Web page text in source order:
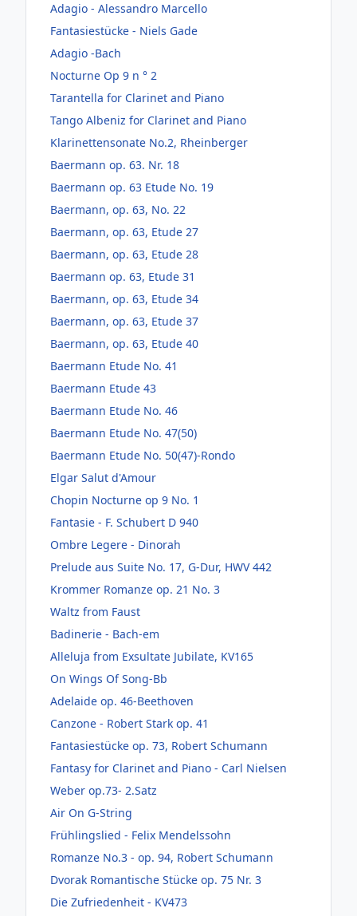
Adagio - Alessandro Marcello
Fantasiestücke - Niels Gade
Adagio -Bach
Nocturne Op 9 n ° 2
Tarantella for Clarinet and Piano
Tango Albeniz for Clarinet and Piano
Klarinettensonate No.2, Rheinberger
Baermann op. 63. Nr. 18
Baermann op. 63 Etude No. 19
Baermann, op. 63, No. 22
Baermann, op. 63, Etude 27
Baermann, op. 63, Etude 28
Baermann op. 63, Etude 31
Baermann, op. 63, Etude 34
Baermann, op. 63, Etude 37
Baermann, op. 63, Etude 40
Baermann Etude No. 41
Baermann Etude 43
Baermann Etude No. 46
Baermann Etude No. 47(50)
Baermann Etude No. 50(47)-Rondo
Elgar Salut d'Amour
Chopin Nocturne op 9 No. 1
Fantasie - F. Schubert D 940
Ombre Legere - Dinorah
Prelude aus Suite No. 17, G-Dur, HWV 442
Krommer Romanze op. 21 No. 3
Waltz from Faust
Badinerie - Bach-em
Alleluja from Exsultate Jubilate, KV165
On Wings Of Song-Bb
Adelaide op. 46-Beethoven
Canzone - Robert Stark op. 41
Fantasiestücke op. 73, Robert Schumann
Fantasy for Clarinet and Piano - Carl Nielsen
Weber op.73- 2.Satz
Air On G-String
Frühlingslied - Felix Mendelssohn
Romanze No.3 - op. 94, Robert Schumann
Dvorak Romantische Stücke op. 75 Nr. 3
Die Zufriedenheit - KV473